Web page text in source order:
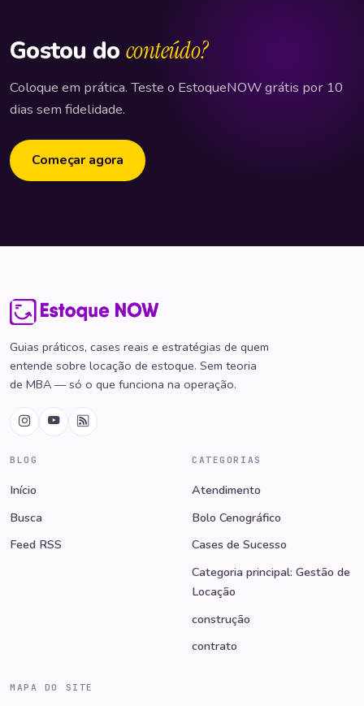
Gostou do conteúdo?
Coloque em prática. Teste o EstoqueNOW grátis por 10
dias sem fidelidade.
Começar agora
Guias práticos, cases reais e estratégias de quem
entende sobre locação de estoque. Sem teoria
de MBA — só o que funciona na operação.
BLOG
Início
Busca
Feed RSS
CATEGORIAS
Atendimento
Bolo Cenográfico
Cases de Sucesso
Categoria principal: Gestão de
Locação
construção
contrato
MAPA DO SITE